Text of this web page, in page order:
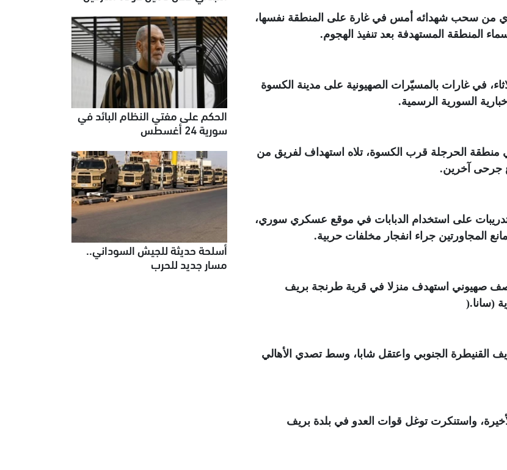
من سحب شهدائه أمس في غارة على المنطقة نفسها،
المنطقة المستهدفة بعد تنفيذ الهجوم.
في 24 ساعة، إذ قتل 6 جنود، الثلاثاء، في غارات بالمسيّرات الصهيونية على مدينة الكسوة
السورية الرسمية.
منطقة الحرجلة قرب الكسوة، تلاه استهداف لفريق من
جرحى آخرين.
تدريبات على استخدام الدبابات في موقع عسكري سوري،
المجاورتين جراء انفجار مخلفات حربية.
قصف صهيوني استهدف منزلا في قرية طرنجة بريف
(سانا).
القنيطرة الجنوبي واعتقل شابا، وسط تصدي الأهالي
واستنكرت توغل قوات العدو في بلدة بريف
الحكم على مفتي النظام البائد في
سورية 24 أغسطس
أسلحة حديثة للجيش السوداني..
مسار جديد للحرب